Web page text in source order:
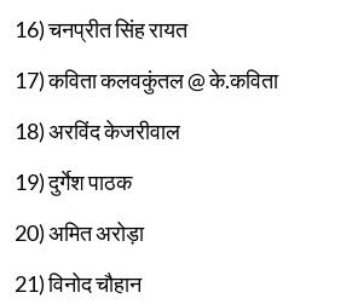
16) चनप्रीत सिंह रायत
17) कविता कलवकुंतल @ के.कविता
18) अरविंद केजरीवाल
19) दुर्गेश पाठक
20) अमित अरोड़ा
21) विनोद चौहान